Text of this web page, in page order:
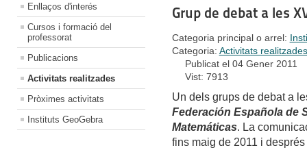
Enllaços d'interés
Cursos i formació del
professorat
Publicacions
Activitats realitzades
Pròximes activitats
Instituts GeoGebra
Grup de debat a les
Categoria principal o arrel:
Categoria: Activitats realitzades
Publicat el 04 Gener 2011
Vist: 7913
Un dels grups de debat a
Federación Española de
Matemáticas. La
fins maig de 2011 i